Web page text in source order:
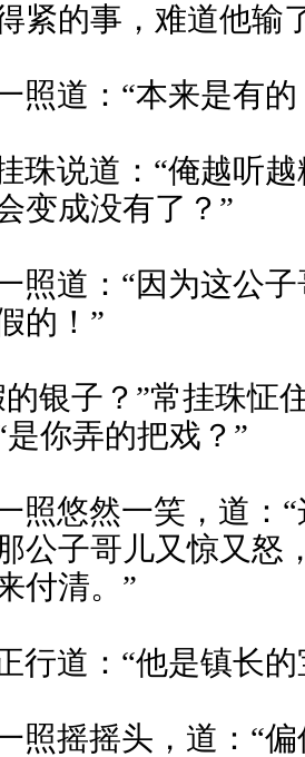
紧的事，难道他输
照道：“本来是有的
珠说道：“俺越听
变成没有了？”
照道：“因为这公
的！”
银子？”常挂珠怔
是你弄的把戏？”
照悠然一笑，道：
公子哥儿又惊又怒
付清。”
行道：“他是镇长的
照摇摇头，道：“